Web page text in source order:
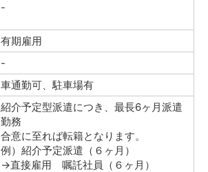
-
有期雇用
-
車通勤可、駐車場有
紹介予定型派遣につき、最長6ヶ月派遣
勤務
合意に至れば転籍となります。
例）紹介予定派遣（６ヶ月）
→直接雇用 嘱託社員（６ヶ月）